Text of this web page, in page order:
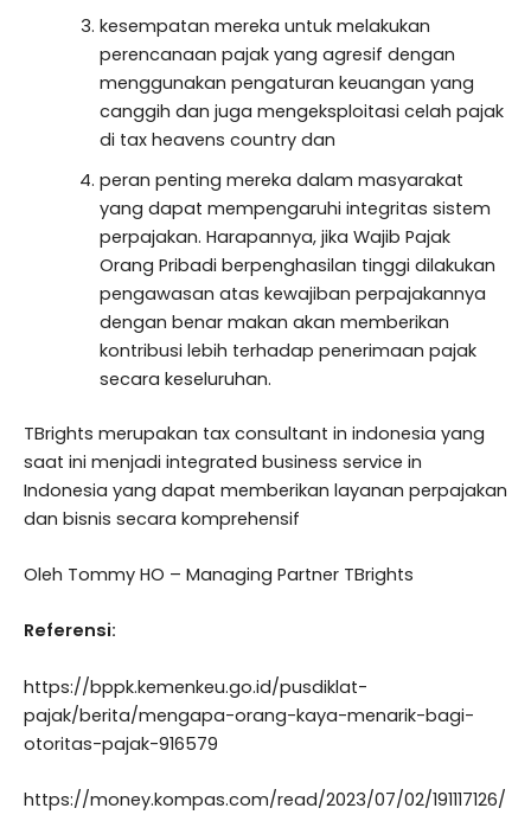
kesempatan mereka untuk melakukan
perencanaan pajak yang agresif dengan
menggunakan pengaturan keuangan yang
canggih dan juga mengeksploitasi celah pajak
di tax heavens country dan
peran penting mereka dalam masyarakat
yang dapat mempengaruhi integritas sistem
perpajakan. Harapannya, jika Wajib Pajak
Orang Pribadi berpenghasilan tinggi dilakukan
pengawasan atas kewajiban perpajakannya
dengan benar makan akan memberikan
kontribusi lebih terhadap penerimaan pajak
secara keseluruhan.
TBrights merupakan tax consultant in indonesia yang
saat ini menjadi integrated business service in
Indonesia yang dapat memberikan layanan perpajakan
dan bisnis secara komprehensif
Oleh Tommy HO – Managing Partner TBrights
Referensi:
https://bppk.kemenkeu.go.id/pusdiklat-
pajak/berita/mengapa-orang-kaya-menarik-bagi-
otoritas-pajak-916579
https://money.kompas.com/read/2023/07/02/191117126/